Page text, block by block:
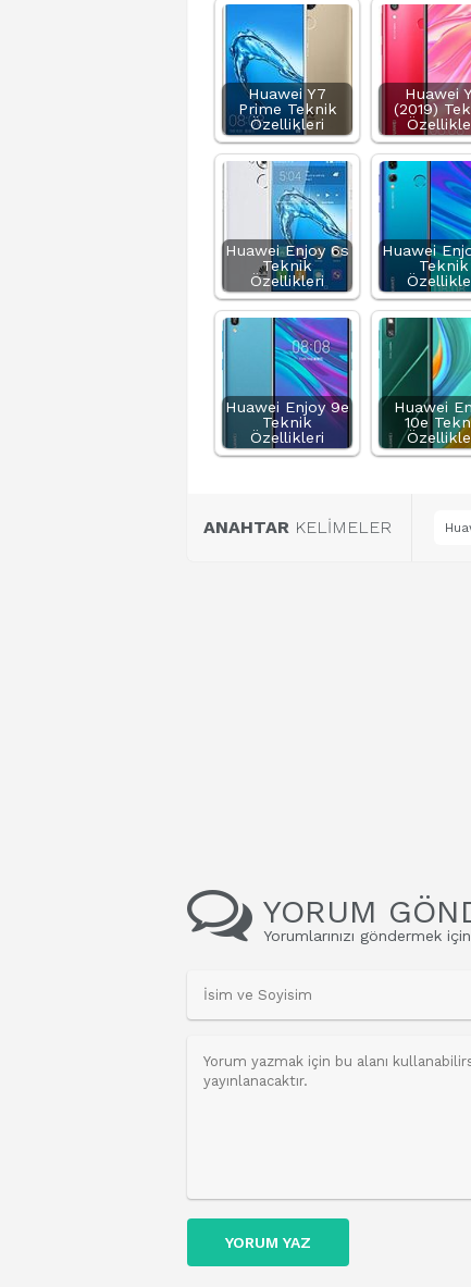
Huawei Y7
Prime Teknik
Özellikleri
Huawei
(2019)
Huawei Enjoy 6s
Teknik
Özellikleri
Huawei
Teknik
Huawei Enjoy 9e
Teknik
Özellikleri
Huawei
10e
ANAHTAR KELİMELER
YORUM
Yorumlarınızı göndermek
YORUM YAZ